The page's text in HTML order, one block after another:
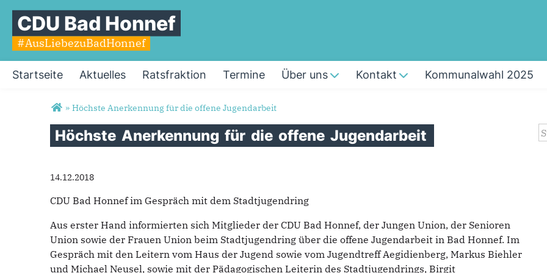
CDU Bad Honnef
#AusLiebezuBadHonnef
Startseite Aktuelles Ratsfraktion Termine Über uns Kontakt Kommunalwahl 2025
Sie sind hier
» Höchste Anerkennung für die offene Jugendarbeit
Höchste Anerkennung für die offene Jugendarbeit
14.12.2018
CDU Bad Honnef im Gespräch mit dem Stadtjugendring
Aus erster Hand informierten sich Mitglieder der CDU Bad Honnef, der Jungen Union, der Senioren
Union sowie der Frauen Union beim Stadtjugendring über die offene Jugendarbeit in Bad Honnef. Im
Gespräch mit den Leitern vom Haus der Jugend sowie vom Jugendtreff Aegidienberg, Markus Biehler
und Michael Neusel, sowie mit der Pädagogischen Leiterin des Stadtjugendrings, Birgit